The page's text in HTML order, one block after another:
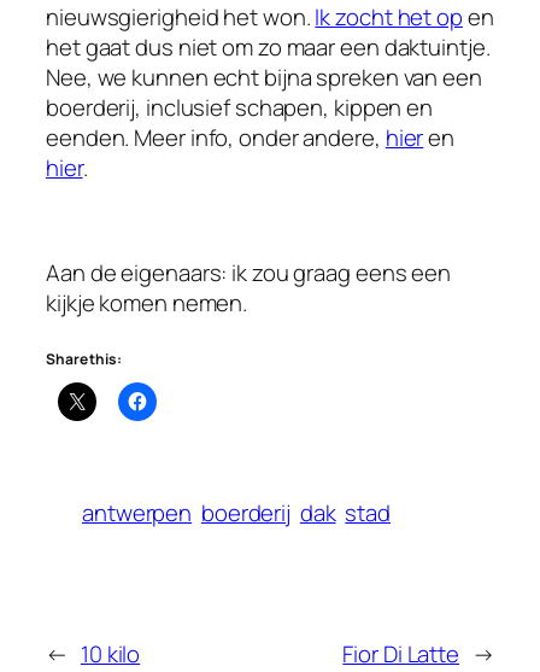
nieuwsgierigheid het won.Ik zocht het open
het gaat dus niet om zo maar een daktuintje.
Nee, we kunnen echt bijna spreken van een
boerderij, inclusief schapen, kippen en
eenden. Meer info, onder andere, hieren
hier.
Aan de eigenaars: ik zou graag eens een
kijkje komen nemen.
Share this:
antwerpen boerderij dak stad
← 10 kilo Fior Di Latte →